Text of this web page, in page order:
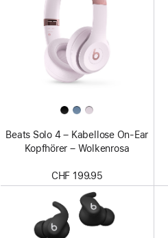
Beats Solo 4 – Kabellose On‑Ear
Kopfhörer – Wolkenrosa
CHF 199.95